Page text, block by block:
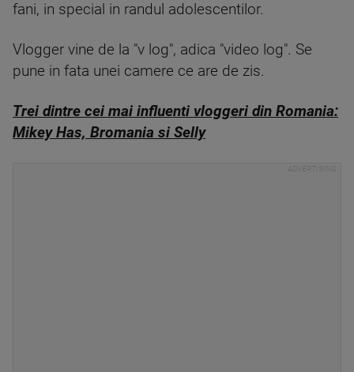
fani, in special in randul adolescentilor.
Vlogger vine de la "v log", adica "video log". Se
pune in fata unei camere ce are de zis.
Trei dintre cei mai influenti vloggeri din Romania:
Mikey Has, Bromania si Selly